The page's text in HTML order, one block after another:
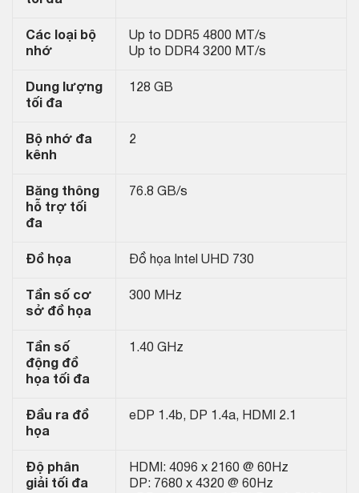
Các loại bộ
nhớ
Up to DDR5 4800 MT/s
Up to DDR4 3200 MT/s
Dung lượng
tối đa
128 GB
Bộ nhớ đa
kênh
2
Băng thông
hỗ trợ tối
đa
76.8 GB/s
Đồ họa Đồ họa Intel UHD 730
Tần số cơ
sở đồ họa
300 MHz
Tần số
động đồ
họa tối đa
1.40 GHz
Đầu ra đồ
họa
eDP 1.4b, DP 1.4a, HDMI 2.1
Độ phân
giải tối đa
HDMI: 4096 x 2160 @ 60Hz
DP: 7680 x 4320 @ 60Hz